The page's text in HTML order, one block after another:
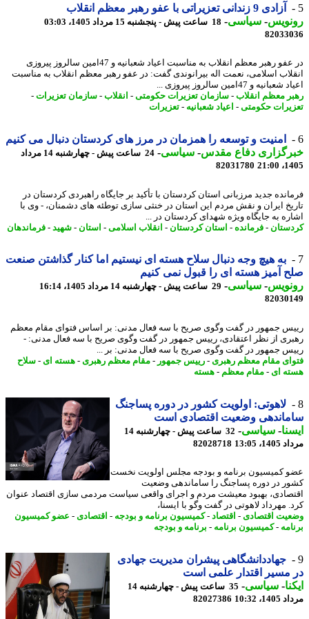
آزادی 9 زندانی تعزیراتی با عفو رهبر معظم انقلاب
-سیاسی-18 ساعت پیش - پنجشنبه 15 مرداد 1405، 03:03
در عفو رهبر معظم انقلاب به مناسبت اعیاد شعبانیه و 47امین سالروز پیروزی
اسلامی، نعمت اله بیرانوندی گفت: در عفو رهبر معظم انقلاب به مناسبت
و 47امین سالروز پیروزی ...
معظم انقلاب-سازمان تعزیرات حکومتی-انقلاب-سازمان تعزیرات-
حکومتی-اعیاد شعبانیه-تعزیرات
امنیت و توسعه را همزمان در مرز های کردستان دنبال می کنیم
دفاع مقدس-سیاسی-
24 ساعت پیش - چهارشنبه 14 مرداد
82031780
جدید مرزبانی استان کردستان با تأکید بر جایگاه راهبردی کردستان در
ایران و نقش مردم این استان در خنثی سازی توطئه های دشمنان، - وی با
به جایگاه ویژه شهدای کردستان در ...
-فرمانده-استان کردستان-انقلاب اسلامی-استان-شهید-فرماندهان
به هیچ وجه دنبال سلاح هسته ای نیستیم اما کنار گذاشتن صنعت
آمیز هسته ای را قبول نمی کنیم
-سیاسی-29 ساعت پیش - چهارشنبه 14 مرداد 1405، 16:14
جمهور در گفت وگوی صریح با سه فعال مدنی: بر اساس فتوای مقام معظم
از نظر اعتقادی، رییس جمهور در گفت وگوی صریح با سه فعال مدنی: -
جمهور در گفت وگوی صریح با سه فعال مدنی: بر ...
مقام معظم رهبری- رییس جمهور-مقام معظم رهبری- هسته ای- سلاح
ای- مقام معظم-هسته
لاهوتی: اولویت کشور در دوره پساجنگ
وضعیت اقتصادی است
-سیاسی-
32 ساعت پیش - چهارشنبه 14
13:05
82028718
کمیسیون برنامه و بودجه مجلس اولویت نخست
در دوره پساجنگ را ساماندهی وضعیت
بهبود معیشت مردم و اجرای واقعی سیاست مردمی سازی اقتصاد عنوان
مهرداد لاهوتی در گفت وگو با ایسنا،
اقتصادی-اقتصاد-کمیسیون برنامه و بودجه-اقتصادی-عضو کمیسیون
-کمیسیون برنامه -برنامه و بودجه
جهاددانشگاهی پیشران مدیریت جهادی
مسیر اقتدار علمی است
-سیاسی-
35 ساعت پیش - چهارشنبه 14
10:32
82027386